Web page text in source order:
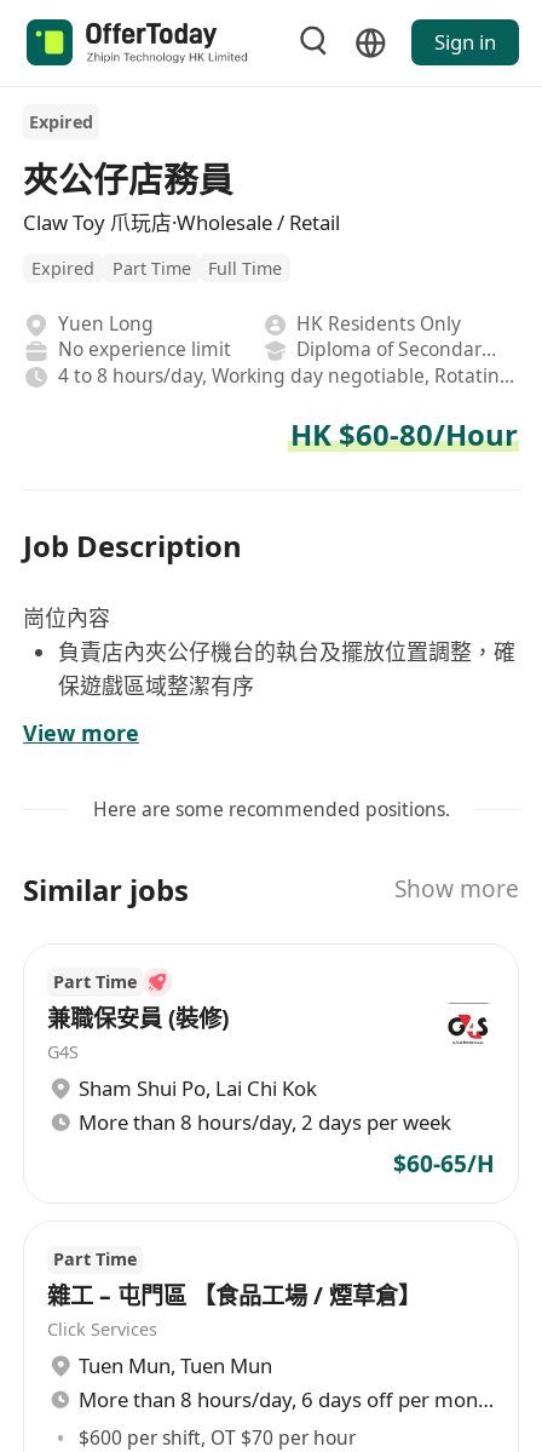
Sign in
Expired
夾公仔店務員
Claw Toy 爪玩店·Wholesale / Retail
Expired Part Time Full Time
Yuen Long
HK Residents Only
No experience limit
Diploma of Secondary School
4 to 8 hours/day, Working day negotiable, Rotating shifts
HK $60-80/Hour
Job Description
崗位內容
負責店內夾公仔機台的執台及擺放位置調整，確
保遊戲區域整潔有序
進行店鋪日常清潔工作，包括地面、機台表面及
協助簡單機械故障排查與基礎維修，確保設備正
管理倉庫物品存取，做好補貨及庫存登記
每星期至少可安排3-4天上班，能配合輪班制度
具備責任心，工作認真細緻，準時出勤
擁有良好溝通能力
能獨立處理突發狀況，如機器異常或顧客糾紛等
情況
年齡：
性別：
居住地點：
工作經驗和任職時期：
離職原因：
現時有在職工作嗎？
View more
Here are some recommended positions.
Similar jobs Show more
Part Time
兼職保安員 (裝修)
G4S
Sham Shui Po, Lai Chi Kok
More than 8 hours/day, 2 days per week
$60-65/H
Part Time
雜工 – 屯門區 【食品工場 / 煙草倉】
Click Services
Tuen Mun, Tuen Mun
More than 8 hours/day, 6 days off per month
$600 per shift, OT $70 per hour